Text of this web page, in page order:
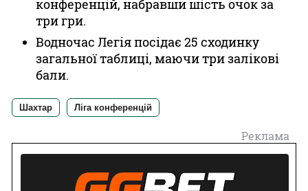
конференцій, набравши шість очок за
три гри.
Водночас Легія посідає 25 сходинку
загальної таблиці, маючи три залікові
бали.
Шахтар Ліга конференцій
Реклама